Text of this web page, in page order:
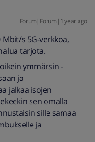
Forum|Forum|1 year ago
s 5G-verkkoa,
tarjota.
ymmärsin -
ja
jalkaa isojen
sen omalla
sille samaa
ja